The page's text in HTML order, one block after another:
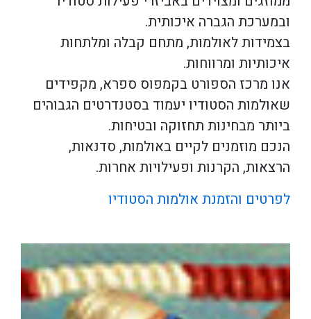
ובמערכת הגברה איכותית.
בצמידות לאולמות, מתחם קבלה ומלתחות
איכותיות ומרווחות.
אנו מרכז הספורט בקמפוס ספרא, מקפידים
שאולמות הסטודיו יעמוד בסטנדרטים הגבוהים
ביותר מבחינות תחזוקה ובטיחות.
הנכם מוזמנים לקיים באולמות, סדנאות,
הרצאות, הקרנות ופעילויות אחרות.
לפרטים והזמנת אולמות הסטודיו